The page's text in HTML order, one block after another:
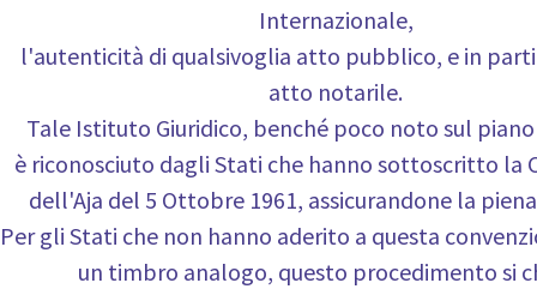
Internazionale,
l'autenticità di qualsivoglia atto pubblico, e in
atto notarile.
Tale Istituto Giuridico, benché poco noto sul
è riconosciuto dagli Stati che hanno sottoscritto la
dell'Aja del 5 Ottobre 1961, assicurandone la
Per gli Stati che non hanno aderito a questa
un timbro analogo, questo procedimento si